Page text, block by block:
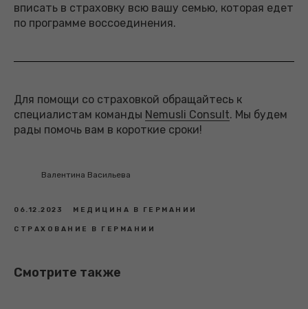
вписать в страховку всю вашу семью, которая едет
по программе воссоединения.
Для помощи со страховкой обращайтесь к
специалистам команды Nemusli Consult. Мы будем
рады помочь вам в короткие сроки!
Валентина Васильева
06.12.2023 МЕДИЦИНА В ГЕРМАНИИ
СТРАХОВАНИЕ В ГЕРМАНИИ
Смотрите также